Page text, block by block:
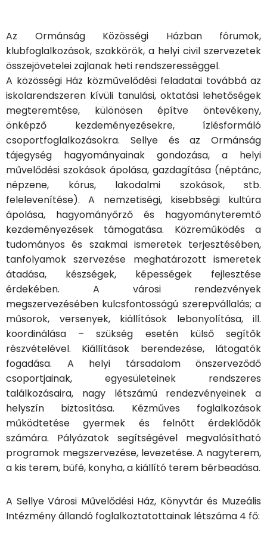
Az Ormánság Közösségi Házban fórumok,
klubfoglalkozások, szakkörök, a helyi civil szervezetek
összejövetelei zajlanak heti rendszerességgel.
A közösségi Ház közművelődési feladatai továbbá az
iskolarendszeren kívüli tanulási, oktatási lehetőségek
megteremtése, különösen építve öntevékeny,
önképző kezdeményezésekre, ízlésformáló
csoportfoglalkozásokra. Sellye és az Ormánság
tájegység hagyományainak gondozása, a helyi
művelődési szokások ápolása, gazdagítása (néptánc,
népzene, kórus, lakodalmi szokások, stb.
felelevenítése). A nemzetiségi, kisebbségi kultúra
ápolása, hagyományőrző és hagyományteremtő
kezdeményezések támogatása. Közreműködés a
tudományos és szakmai ismeretek terjesztésében,
tanfolyamok szervezése meghatározott ismeretek
átadása, készségek, képességek fejlesztése
érdekében. A városi rendezvények
megszervezésében kulcsfontosságú szerepvállalás; a
műsorok, versenyek, kiállítások lebonyolítása, ill.
koordinálása – szükség esetén külső segítők
részvételével. Kiállítások berendezése, látogatók
fogadása. A helyi társadalom önszerveződő
csoportjainak, egyesületeinek rendszeres
találkozásaira, nagy létszámú rendezvényeinek a
helyszín biztosítása. Kézműves foglalkozások
működtetése gyermek és felnőtt érdeklődők
számára. Pályázatok segítségével megvalósítható
programok megszervezése, levezetése. A nagyterem,
a kis terem, büfé, konyha, a kiállító terem bérbeadása.
A Sellye Városi Művelődési Ház, Könyvtár és Muzeális
Intézmény állandó foglalkoztatottainak létszáma 4 fő: